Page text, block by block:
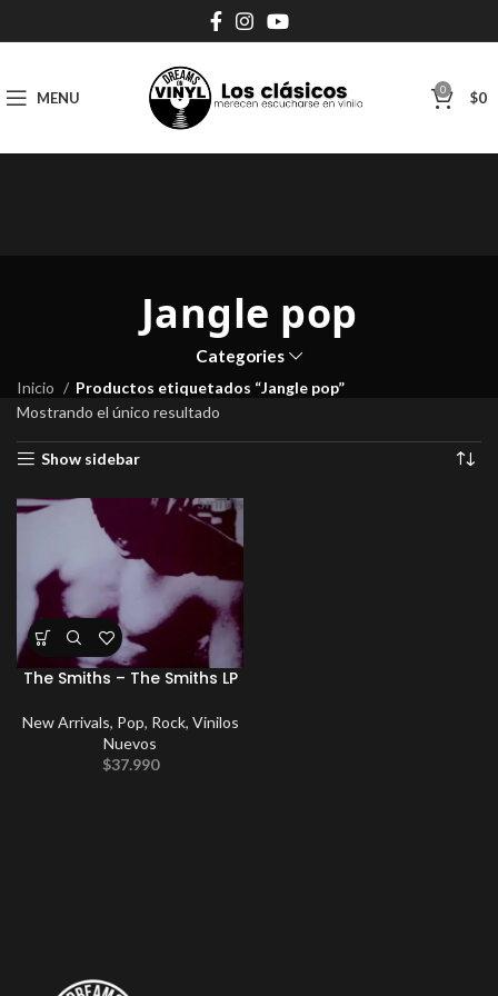
MENU 0 $0
Jangle pop
Categories
Inicio
Productos etiquetados “Jangle pop”
Mostrando el único resultado
Show sidebar
The Smiths – The Smiths LP
New Arrivals, Pop, Rock, Vinilos
Nuevos
$37.990